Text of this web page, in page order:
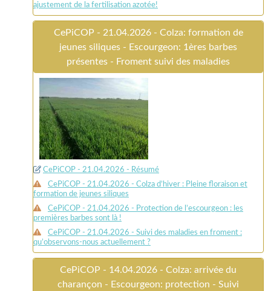
ajustement de la fertilisation azotée!
CePiCOP - 21.04.2026 - Colza: formation de
jeunes siliques - Escourgeon: 1ères barbes
présentes - Froment suivi des maladies
CePiCOP - 21.04.2026 - Résumé
CePiCOP - 21.04.2026 - Colza d’hiver : Pleine floraison et
formation de jeunes siliques
CePiCOP - 21.04.2026 - Protection de l’escourgeon : les
premières barbes sont là !
CePiCOP - 21.04.2026 - Suivi des maladies en froment :
qu’observons-nous actuellement ?
CePiCOP - 14.04.2026 - Colza: arrivée du
charançon - Escourgeon: protection - Suivi